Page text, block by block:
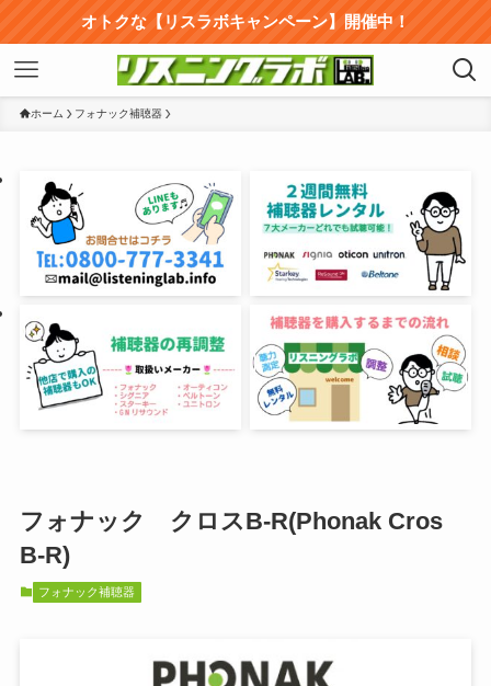
オトクな【リスラボキャンペーン】開催中！
ホーム フォナック補聴器
フォナック クロスB-R(Phonak Cros
B-R)
フォナック補聴器